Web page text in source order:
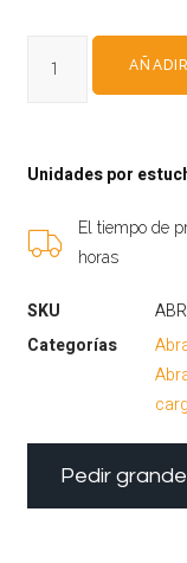
Unidades por
El tiempo de
horas
SKU
Categorías
Pedir